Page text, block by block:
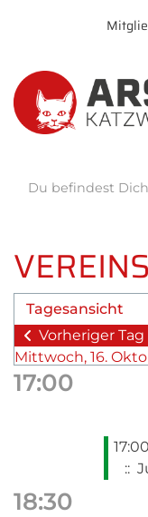
Du befindest
Tagesansicht
Vorheriger Tag
Mittwoch, 16.
17:00
::
18:30